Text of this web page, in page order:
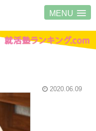
MENU
2020.06.09